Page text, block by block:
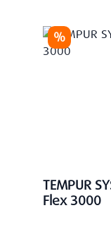
Rabatt
%
TEMPUR
Flex 3000